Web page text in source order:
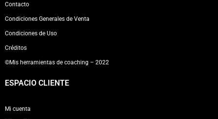
Contacto
Condiciones Generales de Venta
Condiciones de Uso
Créditos
©Mis herramientas de coaching – 2022
ESPACIO CLIENTE
Mi cuenta